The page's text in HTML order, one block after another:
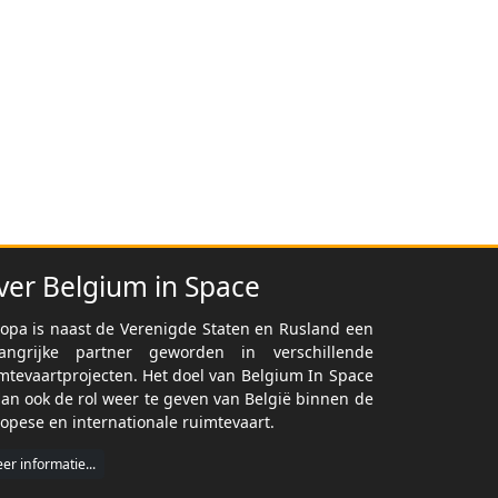
Belgium in Space
is naast de Verenigde Staten en Rusland een
partner geworden in verschillende
Het doel van Belgium In Space
ook de rol weer te geven van België binnen de
en internationale ruimtevaart.
informatie...